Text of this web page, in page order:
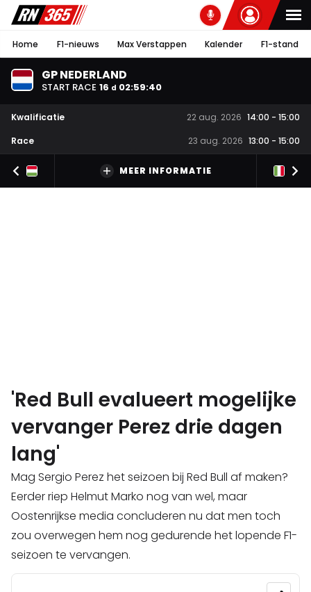
Home F1-nieuws Max Verstappen Kalender F1-stand
GP NEDERLAND
START RACE 16 d 02:59:39
Kwalificatie 22 aug. 2026 14:00 - 15:00
Race
23 aug. 2026 13:00 - 15:00
MEER INFORMATIE
'Red Bull evalueert mogelijke
vervanger Perez drie dagen
lang'
Mag Sergio Perez het seizoen bij Red Bull af maken?
Eerder riep Helmut Marko nog van wel, maar
Oostenrijkse media concluderen nu dat men toch
zou overwegen hem nog gedurende het lopende F1-
seizoen te vervangen.